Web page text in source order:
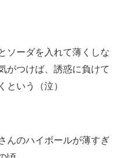
ソーダを入れて薄くしな
がつけば、誘惑に負けて
という（泣）
んのハイボールが薄すぎ